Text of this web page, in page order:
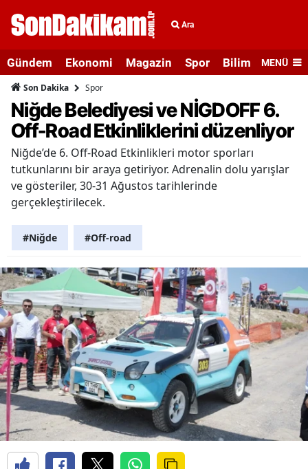
Ara
Gündem Ekonomi Magazin Spor Bilim veMENÜ
Son Dakika Spor
Niğde Belediyesi ve NİGDOFF 6.
Off-Road Etkinliklerini düzenliyor
Niğde’de 6. Off-Road Etkinlikleri motor sporları
tutkunlarını bir araya getiriyor. Adrenalin dolu yarışlar
ve gösteriler, 30-31 Ağustos tarihlerinde
gerçekleştirilecek.
#Niğde #Off-road